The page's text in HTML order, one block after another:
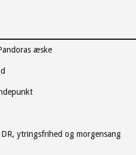
æske
ytringsfrihed og morgensang